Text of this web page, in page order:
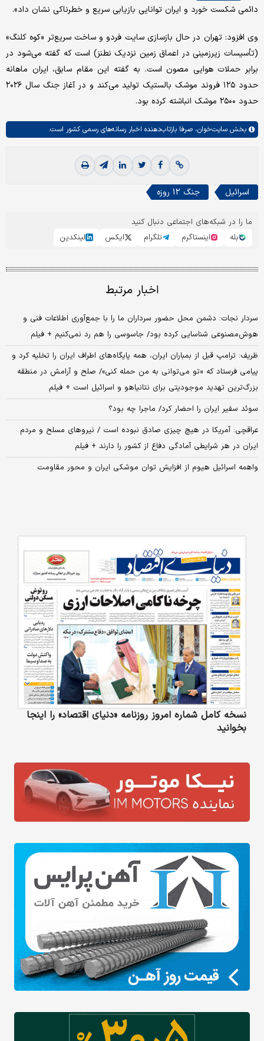
دائمی شکست خورد و ایران توانایی بازیابی سریع و خطرناکی نشان داد».
وی افزود: تهران در حال بازسازی سایت فردو و ساخت سریع‌تر «کوه کلنگ»
(تأسیسات زیرزمینی در اعماق زمین نزدیک نطنز) است که گفته می‌شود در
برابر حملات هوایی مصون است. به گفته این مقام سابق، ایران ماهانه
حدود ۱۲۵ فروند موشک بالستیک تولید می‌کند و در آغاز جنگ سال ۲۰۲۶
حدود ۲۵۰۰ موشک انباشته کرده بود.
بخش سایت‌خوان، صرفا بازتاب‌دهنده اخبار رسانه‌های رسمی کشور است.
اسرائیل جنگ 12 روزه
ما را در شبکه‌های اجتماعی دنبال کنید
بله
اینستاگرم تلگرام ایکس لینکدین
اخبار مرتبط
سردار نجات: دشمن محل حضور سرداران ما را با جمع‌آوری اطلاعات فنی و
هوش‌مصنوعی شناسایی کرده بود/ جاسوسی را هم رد نمی‌کنیم + فیلم
ظریف: ترامپ قبل از بمباران ایران، همه پایگاه‌های اطراف ایران را تخلیه کرد و
پیامی فرستاد که «تو می‌توانی به من حمله کنی»/ صلح و آرامش در منطقه
بزرگ‌ترین تهدید موجودیتی برای نتانیاهو و اسرائیل است + فیلم
سوئد سفیر ایران را احضار کرد/ ماجرا چه بود؟
عراقچی: آمریکا در هیچ چیزی صادق نبوده است / نیروهای مسلح و مردم
ایران در هر شرایطی آمادگی دفاع از کشور را دارند + فیلم
واهمه اسرائیل هیوم از افزایش توان موشکی ایران و محور مقاومت
نسخه کامل شماره امروز روزنامه «دنیای‌ اقتصاد» را اینجا
بخوانید